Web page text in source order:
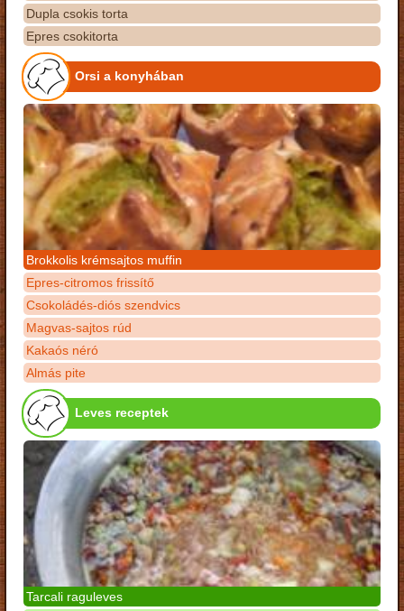
Dupla csokis torta
Epres csokitorta
Orsi a konyhában
Brokkolis krémsajtos muffin
Epres-citromos frissítő
Csokoládés-diós szendvics
Magvas-sajtos rúd
Kakaós néró
Almás pite
Leves receptek
Tarcali raguleves